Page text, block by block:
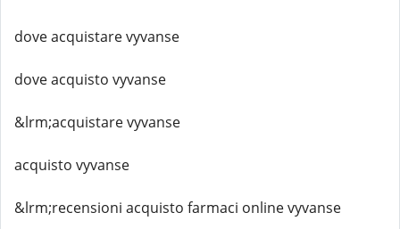
dove acquistare vyvanse
dove acquisto vyvanse
&lrm;acquistare vyvanse
acquisto vyvanse
&lrm;recensioni acquisto farmaci online vyvanse